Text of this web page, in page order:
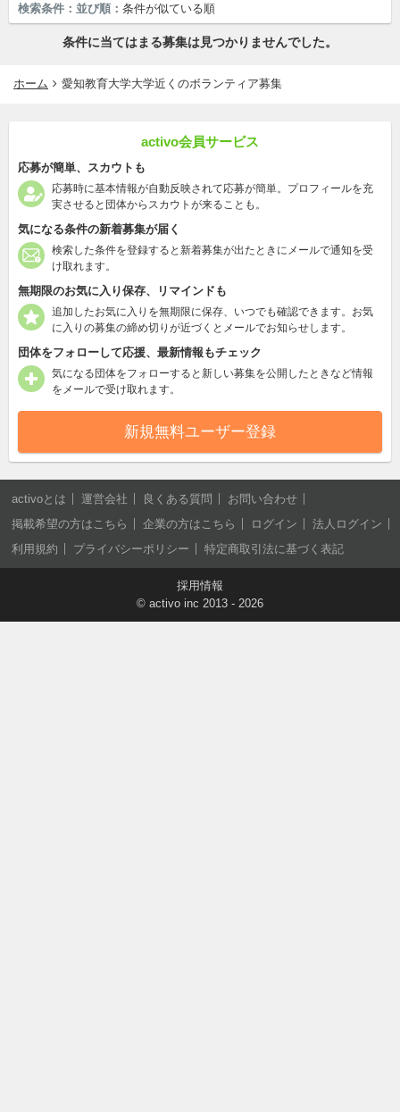
検索条件： 並び順： 条件が似ている順
条件に当てはまる募集は見つかりませんでした。
ホーム 愛知教育大学大学近くのボランティア募集
activo会員サービス
応募が簡単、スカウトも
応募時に基本情報が自動反映されて応募が簡単。プロフィールを充
実させると団体からスカウトが来ることも。
気になる条件の新着募集が届く
検索した条件を登録すると新着募集が出たときにメールで通知を受
け取れます。
無期限のお気に入り保存、リマインドも
追加したお気に入りを無期限に保存、いつでも確認できます。お気
に入りの募集の締め切りが近づくとメールでお知らせします。
団体をフォローして応援、最新情報もチェック
気になる団体をフォローすると新しい募集を公開したときなど情報
をメールで受け取れます。
新規無料ユーザー登録
activoとは 運営会社 良くある質問
お問い合わせ
掲載希望の方はこちら
企業の方はこちら ログイン
法人ログイン
利用規約
プライバシーポリシー 特定商取引法に基づく表記
採用情報
© activo inc 2013 - 2026